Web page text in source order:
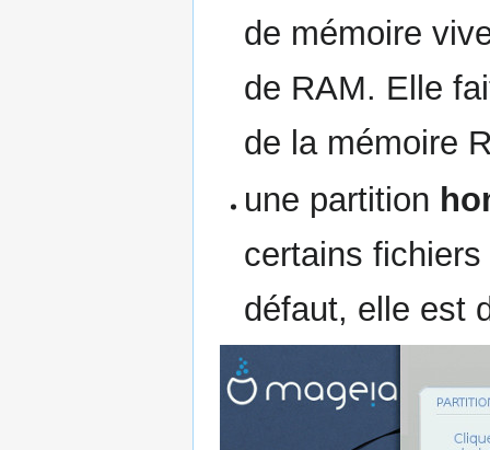
de mémoire
de RAM. Elle
de la mémoire
une partition
certains
défaut, elle est